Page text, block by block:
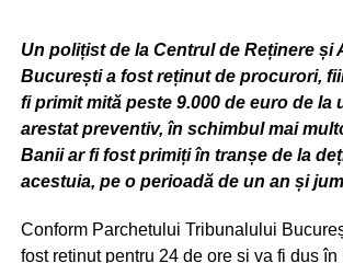
identitate.
În continuare, după ce i-a fost retrasă
contul bancar, persoana vătămată a fost
telefonic, de către o altă persoană, ce s-a
din partea aceleiași societății energetice,
solicitându-i bărbatului depunerea a încă
ATM de monede virtuale, pentru a putea
inițial. Bărbatul din Vadu Moldovei s-a
Un polițist de la Centrul de Reținere și
București a fost reținut de procurori,
fi primit mită peste 9.000 de euro de la
arestat preventiv, în schimbul mai
Banii ar fi fost primiți în tranșe de la
acestuia, pe o perioadă de un an și
Conform Parchetului Tribunalului
fost reținut pentru 24 de ore și va fi dus în